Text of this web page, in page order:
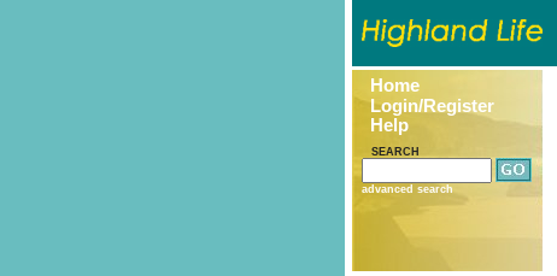
Home
Login/Register
Help
SEARCH
advanced search